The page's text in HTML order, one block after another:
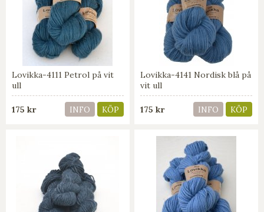
Lovikka-4111 Petrol på vit
ull
175 kr INFO KÖP
Lovikka-4141 Nordisk blå på
vit ull
175 kr INFO KÖP